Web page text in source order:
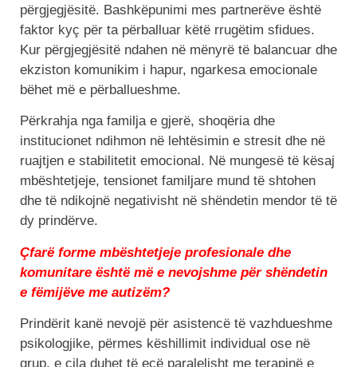
përgjegjësitë. Bashkëpunimi mes partnerëve është
faktor kyç për ta përballuar këtë rrugëtim sfidues.
Kur përgjegjësitë ndahen në mënyrë të balancuar dhe
ekziston komunikim i hapur, ngarkesa emocionale
bëhet më e përballueshme.
Përkrahja nga familja e gjerë, shoqëria dhe
institucionet ndihmon në lehtësimin e stresit dhe në
ruajtjen e stabilitetit emocional. Në mungesë të kësaj
mbështetjeje, tensionet familjare mund të shtohen
dhe të ndikojnë negativisht në shëndetin mendor të të
dy prindërve.
Çfarë forme mbështetjeje profesionale dhe
komunitare është më e nevojshme për shëndetin
e fëmijëve me autizëm?
Prindërit kanë nevojë për asistencë të vazhdueshme
psikologjike, përmes këshillimit individual ose në
grup, e cila duhet të ecë paralelisht me terapinë e